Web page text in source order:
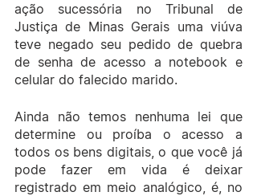
ação sucessória no Tribunal de
Justiça de Minas Gerais uma viúva
teve negado seu pedido de quebra
de senha de acesso a notebook e
celular do falecido marido.
Ainda não temos nenhuma lei que
determine ou proíba o acesso a
todos os bens digitais, o que você já
pode fazer em vida é deixar
registrado em meio analógico, é, no